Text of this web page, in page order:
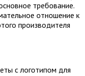
требование.
отношение к
производителя
с логотипом для